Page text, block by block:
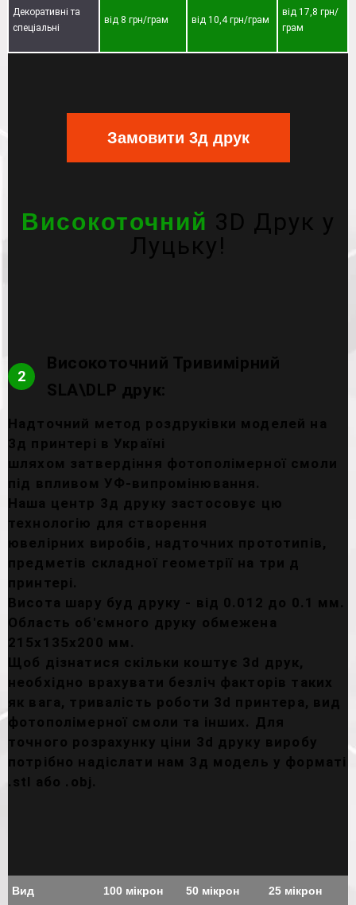
Декоративні та
спеціальні
від 8 грн/грам від 10,4 грн/грам
від 17,8 грн/
грам
Замовити 3д друк
Високоточний 3D Друк у
Луцьку!
2
Високоточний Тривимірний
SLA\DLP друк:
Надточний метод роздруківки моделей на
3д принтері в Україні
шляхом затвердіння фотополімерної смоли
під впливом УФ-випромінювання.
Наша центр 3д друку застосовує цю
технологію для створення
ювелірних виробів, надточних прототипів,
предметів складної геометрії на три д
принтері.
Висота шару буд друку - від 0.012 до 0.1 мм.
Область об'ємного друку обмежена
215х135х200 мм.
Щоб дізнатися скільки коштує 3d друк,
необхідно врахувати безліч факторів таких
як вага, тривалість роботи 3d принтера, вид
фотополімерної смоли та інших. Для
точного розрахунку ціни 3d друку виробу
потрібно надіслати нам 3д модель у форматі
.stl або .obj.
Вид
100 мікрон 50 мікрон 25 мікрон